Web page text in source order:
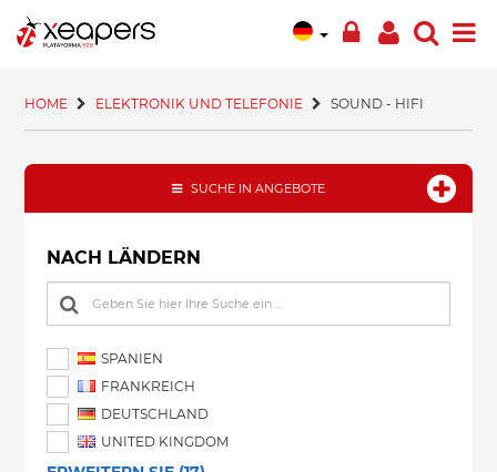
HOME ELEKTRONIK UND TELEFONIE SOUND - HIFI
SUCHE IN ANGEBOTE
NACH LÄNDERN
SPANIEN
FRANKREICH
DEUTSCHLAND
UNITED KINGDOM